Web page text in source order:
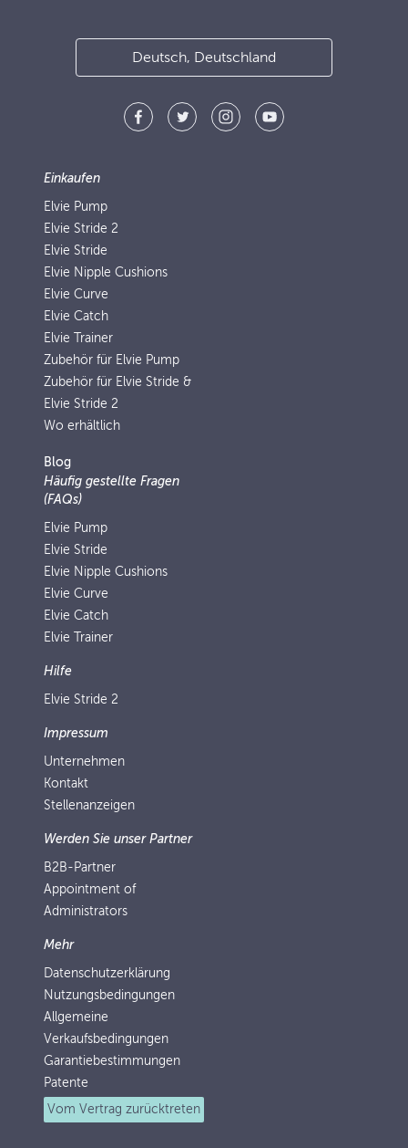
Deutsch, Deutschland
Einkaufen
Elvie Pump
Elvie Stride 2
Elvie Stride
Elvie Nipple Cushions
Elvie Curve
Elvie Catch
Elvie Trainer
Zubehör für Elvie Pump
Zubehör für Elvie Stride &
Elvie Stride 2
Wo erhältlich
Blog
Häufig gestellte Fragen
(FAQs)
Elvie Pump
Elvie Stride
Elvie Nipple Cushions
Elvie Curve
Elvie Catch
Elvie Trainer
Hilfe
Elvie Stride 2
Impressum
Unternehmen
Kontakt
Stellenanzeigen
Werden Sie unser Partner
B2B-Partner
Appointment of
Administrators
Mehr
Datenschutzerklärung
Nutzungsbedingungen
Allgemeine
Verkaufsbedingungen
Garantiebestimmungen
Patente
Vom Vertrag zurücktreten